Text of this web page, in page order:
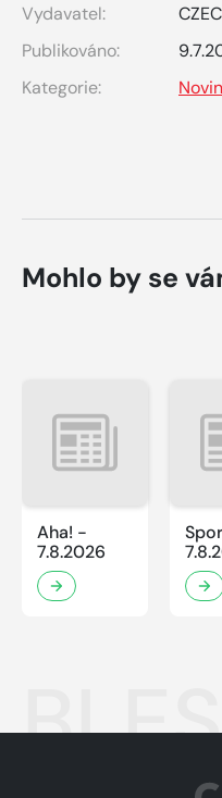
Vydavatel:
Publikováno:
Kategorie:
Mohlo by se
Aha! -
7.8.2026